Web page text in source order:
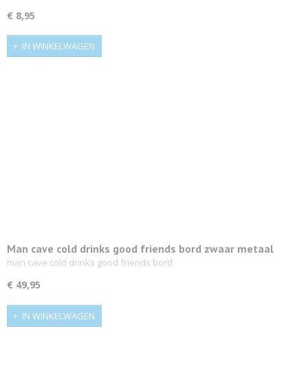
€ 8,95
IN WINKELWAGEN
Man cave cold drinks good friends bord zwaar metaal
100x48cm groot
man cave cold drinks good friends bord
€ 49,95
IN WINKELWAGEN